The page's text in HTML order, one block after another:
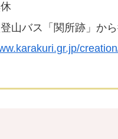
登山バス「関所跡」か